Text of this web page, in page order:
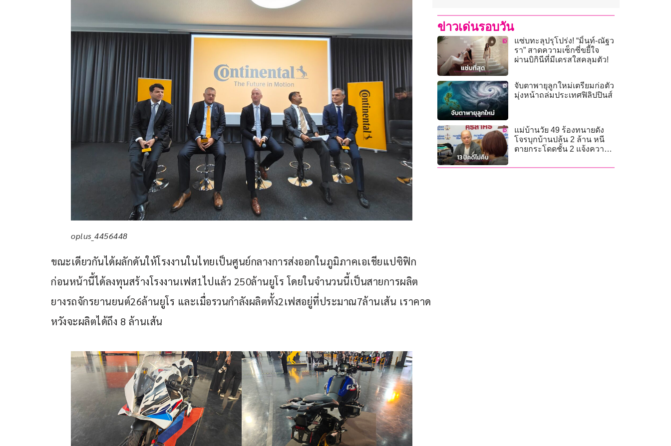
oplus_4456448
ขณะเดียวกันได้ผลักดันให้โรงงานในไทยเป็นศูนย์กลางการส่งออกในภูมิภาคเอเชียแปซิฟิก
ก่อนหน้านี้ได้ลงทุนสร้างโรงงานเฟส1ไปแล้ว 250ล้านยูโร โดยในจำนวนนี้เป็นสายการผลิต
ยางรถจักรยานยนต์26ล้านยูโร และเมื่อรวนกำลังผลิตทั้ง2เฟสอยู่ที่ประมาณ7ล้านเส้น เราคาด
หวังจะผลิตได้ถึง 8 ล้านเส้น
ข่าวเด่นรอบวัน
แซ่บทะลุปรุโปร่ง! “มิ้นท์-ณัฐว
รา” สาดความเซ็กซี่ขยี้ใจ
ผ่านบิกินีที่มีเดรสใสคลุมตัว!
จับตาพายุลูกใหม่เตรียมก่อตัว
มุ่งหน้าถล่มประเทศฟิลิปปินส์
แม่บ้านวัย 49 ร้องทนายดัง
โจรบุกบ้านปล้น 2 ล้าน หนี
ตายกระโดดชั้น 2 แจ้งความ